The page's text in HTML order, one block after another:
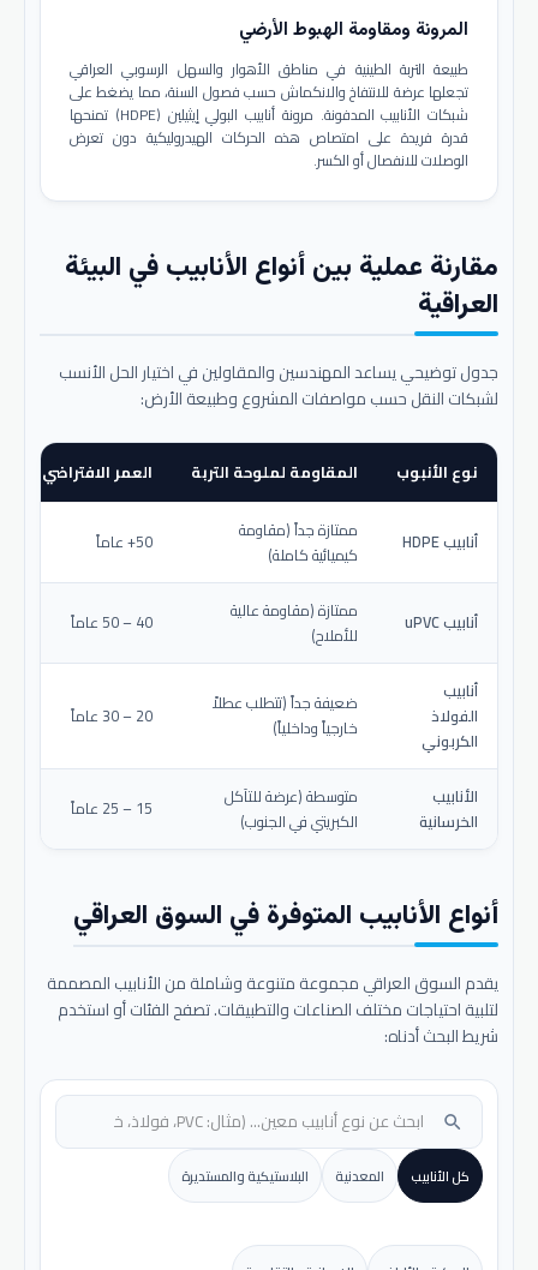
المرونة ومقاومة الهبوط الأرضي
طبيعة التربة الطينية في مناطق الأهوار والسهل الرسوبي العراقي
تجعلها عرضة للانتفاخ والانكماش حسب فصول السنة، مما يضغط على
شبكات الأنابيب المدفونة. مرونة أنابيب البولي إيثيلين (HDPE) تمنحها
قدرة فريدة على امتصاص هذه الحركات الهيدروليكية دون تعرض
الوصلات للانفصال أو الكسر.
مقارنة عملية بين أنواع الأنابيب في البيئة
العراقية
جدول توضيحي يساعد المهندسين والمقاولين في اختيار الحل الأنسب
لشبكات النقل حسب مواصفات المشروع وطبيعة الأرض:
نوع الأنبوب المقاومة لملوحة التربة العمر الافتراضي
أنابيب HDPE
ممتازة جداً (مقاومة
كيميائية كاملة)
50+ عاماً
أنابيب uPVC
ممتازة (مقاومة عالية
للأملاح)
40 – 50 عاماً
أنابيب
الفولاذ
الكربوني
ضعيفة جداً (تتطلب عطلاً
خارجياً وداخلياً)
20 – 30 عاماً
الأنابيب
الخرسانية
متوسطة (عرضة للتآكل
الكبريتي في الجنوب)
15 – 25 عاماً
أنواع الأنابيب المتوفرة في السوق العراقي
يقدم السوق العراقي مجموعة متنوعة وشاملة من الأنابيب المصممة
لتلبية احتياجات مختلف الصناعات والتطبيقات. تصفح الفئات أو استخدم
شريط البحث أدناه:
search
كل الأنابيب المعدنية البلاستيكية والمستديرة